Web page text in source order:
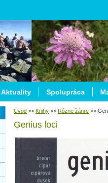
Úvod >> Knihy >> Rôzne žánre >>
Genius loci
Aktuality Spolupráca